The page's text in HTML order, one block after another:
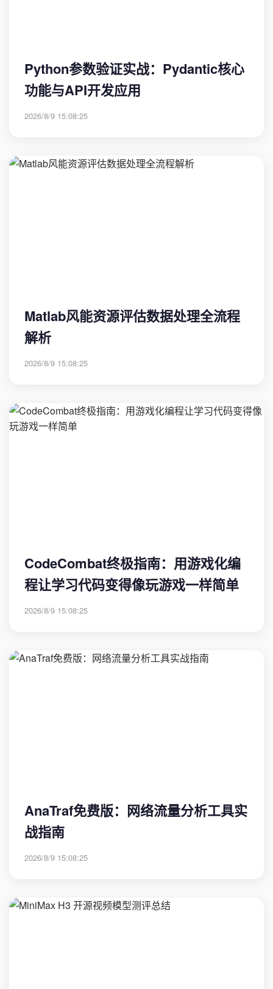
Python参数验证实战：Pydantic核心
功能与API开发应用
2026/8/9 15:08:25
Matlab风能资源评估数据处理全流程
解析
2026/8/9 15:08:25
CodeCombat终极指南：用游戏化编
程让学习代码变得像玩游戏一样简单
2026/8/9 15:08:25
AnaTraf免费版：网络流量分析工具实
战指南
2026/8/9 15:08:25